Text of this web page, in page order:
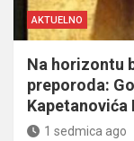
AKTUELNO
Na horizontu
preporoda:
Kapetanovića
1 sedmica ago